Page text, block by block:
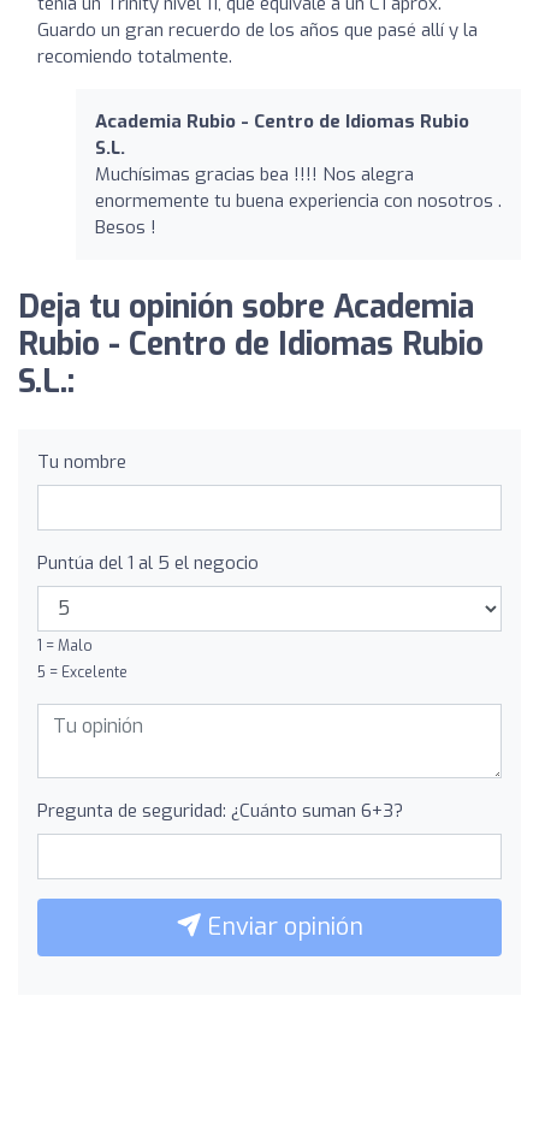
Guardo un gran recuerdo de los años que pasé allí y la
recomiendo totalmente.
Academia Rubio - Centro de Idiomas Rubio
S.L.
Muchísimas gracias bea !!!! Nos alegra
enormemente tu buena experiencia con nosotros .
Besos !
Deja tu opinión sobre Academia
Rubio - Centro de Idiomas Rubio
S.L.:
Tu nombre
Puntúa del 1 al 5 el negocio
1 = Malo
5 = Excelente
Pregunta de seguridad: ¿Cuánto suman 6+3?
Enviar opinión